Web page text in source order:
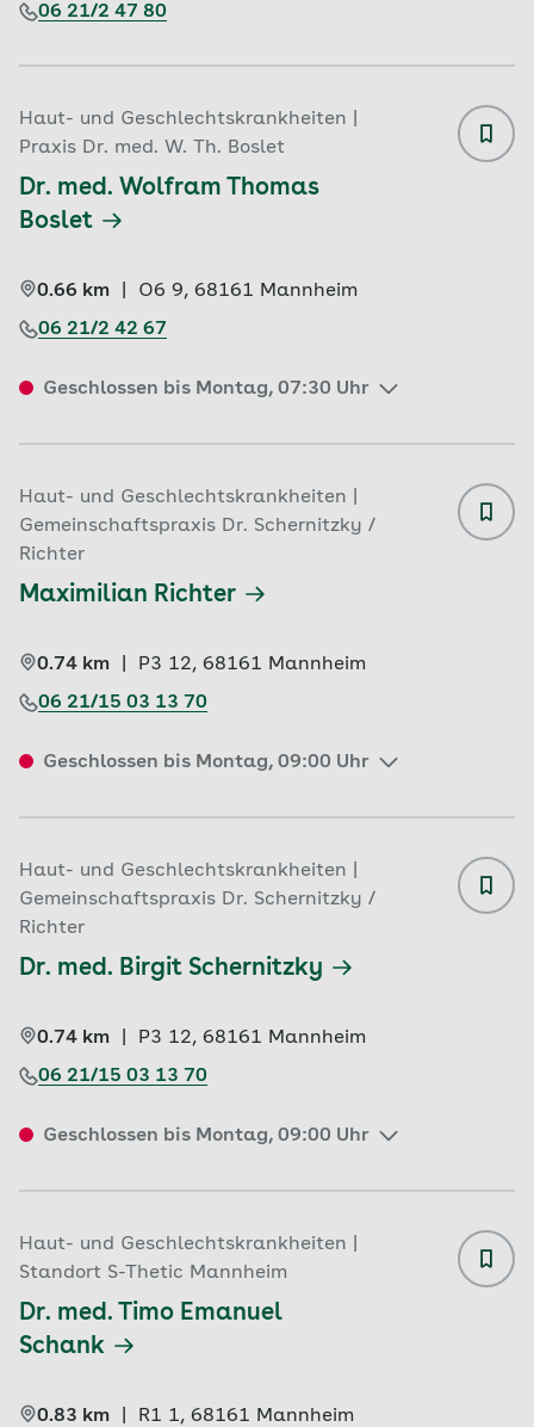
06 21/2 47 80
Haut- und Geschlechtskrankheiten |
Praxis Dr. med. W. Th. Boslet
Dr. med. Wolfram Thomas
Boslet
0.66 km O6 9, 68161 Mannheim
06 21/2 42 67
Geschlossen bis Montag, 07:30 Uhr
Haut- und Geschlechtskrankheiten |
Gemeinschaftspraxis Dr. Schernitzky /
Richter
Maximilian Richter
0.74 km P3 12, 68161 Mannheim
06 21/15 03 13 70
Geschlossen bis Montag, 09:00 Uhr
Haut- und Geschlechtskrankheiten |
Gemeinschaftspraxis Dr. Schernitzky /
Richter
Dr. med. Birgit Schernitzky
0.74 km P3 12, 68161 Mannheim
06 21/15 03 13 70
Geschlossen bis Montag, 09:00 Uhr
Haut- und Geschlechtskrankheiten |
Standort S-Thetic Mannheim
Dr. med. Timo Emanuel
Schank
0.83 km R1 1, 68161 Mannheim